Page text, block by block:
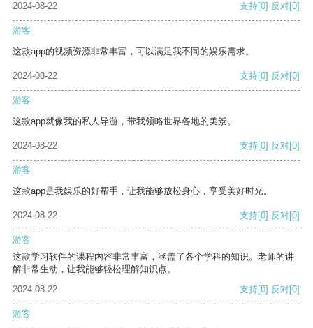
2024-08-22
支持[0] 反对[0]
游客
这款app的视频资源非常丰富，可以满足我不同的娱乐需求。
2024-08-22 支持[0] 反对[0]
游客
这款app就像我的私人导游，带我领略世界各地的美景。
2024-08-22 支持[0] 反对[0]
游客
这款app是我娱乐的好帮手，让我能够放松身心，享受美好时光。
2024-08-22 支持[0] 反对[0]
游客
这款学习软件的课程内容非常丰富，涵盖了各个学科的知识。老师的讲
解非常生动，让我能够轻松理解知识点。
2024-08-22
支持[0] 反对[0]
游客